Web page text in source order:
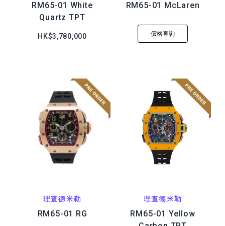
RM65-01 White
Quartz TPT
HK$3,780,000
RM65-01 McLaren
價格查詢
理查德米勒
RM65-01 RG
理查德米勒
RM65-01 Yellow